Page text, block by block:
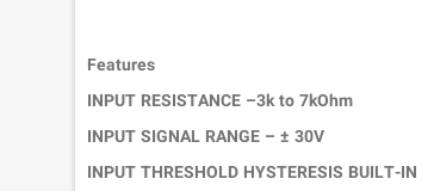
Features
INPUT RESISTANCE –3k to 7kOhm
INPUT SIGNAL RANGE – ± 30V
INPUT THRESHOLD HYSTERESIS BUILT-IN